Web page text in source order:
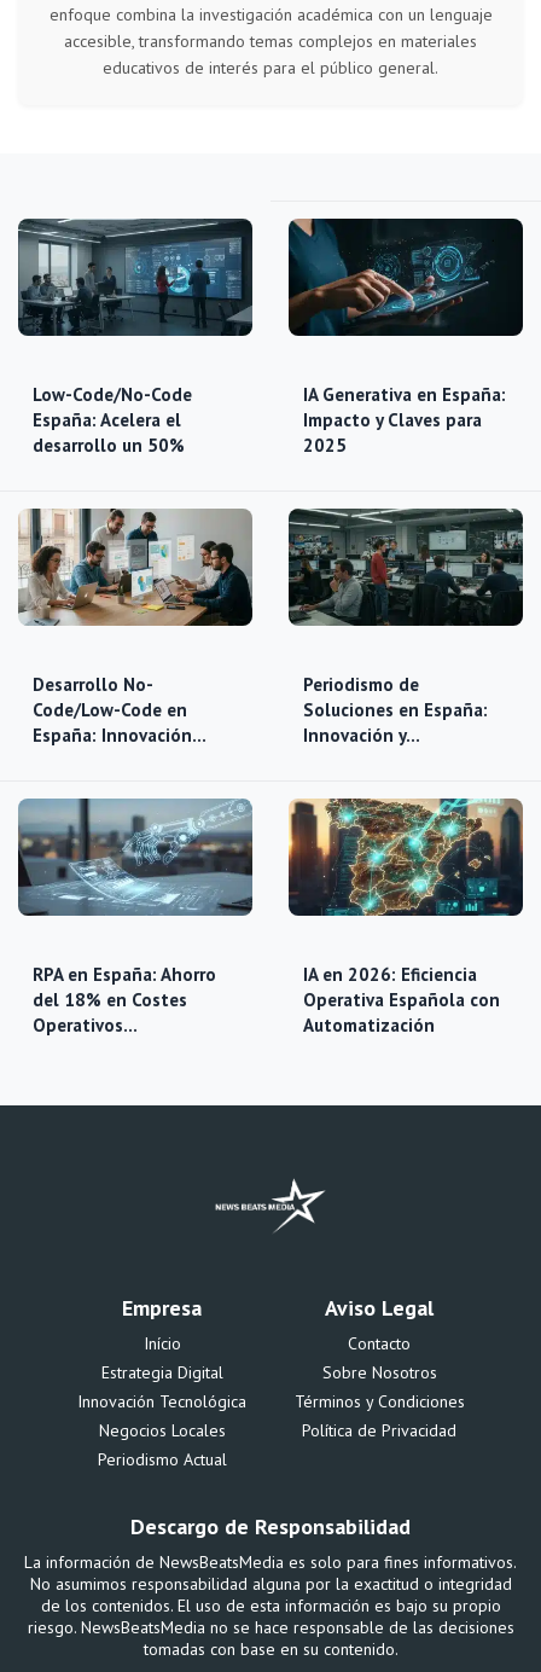
enfoque combina la investigación académica con un lenguaje
accesible, transformando temas complejos en materiales
educativos de interés para el público general.
Low-Code/No-Code
España: Acelera el
desarrollo un 50%
IA Generativa en España:
Impacto y Claves para
2025
Desarrollo No-
Code/Low-Code en
España: Innovación…
Periodismo de
Soluciones en España:
Innovación y…
RPA en España: Ahorro
del 18% en Costes
Operativos…
IA en 2026: Eficiencia
Operativa Española con
Automatización
Empresa
Início
Estrategia Digital
Innovación Tecnológica
Negocios Locales
Periodismo Actual
Aviso Legal
Contacto
Sobre Nosotros
Términos y Condiciones
Política de Privacidad
Descargo de Responsabilidad
La información de NewsBeatsMedia es solo para fines informativos.
No asumimos responsabilidad alguna por la exactitud o integridad
de los contenidos. El uso de esta información es bajo su propio
riesgo. NewsBeatsMedia no se hace responsable de las decisiones
tomadas con base en su contenido.